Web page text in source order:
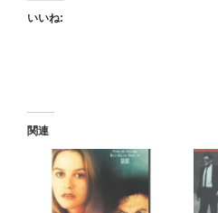
いいね:
関連